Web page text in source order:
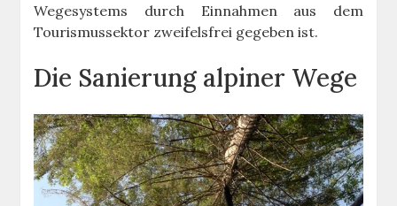
Wegesystems durch Einnahmen aus dem
Tourismussektor zweifelsfrei gegeben ist.
Die Sanierung alpiner Wege